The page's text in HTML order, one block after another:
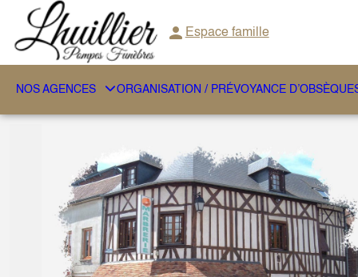
contenu
Espace famille
NOS AGENCES ORGANISATION / PRÉVOYANCE